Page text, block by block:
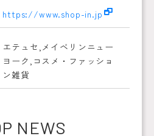
https://www.shop-in.jp
エテュセ,メイベリンニュー
ヨーク,コスメ・ファッショ
ン雑貨
NEWS